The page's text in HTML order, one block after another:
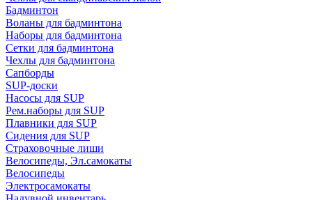
Бадминтон
Воланы для бадминтона
Наборы для бадминтона
Сетки для бадминтона
Чехлы для бадминтона
Сапборды
SUP-доски
Насосы для SUP
Рем.наборы для SUP
Плавники для SUP
Сидения для SUP
Страховочные лиши
Велосипеды, Эл.самокаты
Велосипеды
Электросамокаты